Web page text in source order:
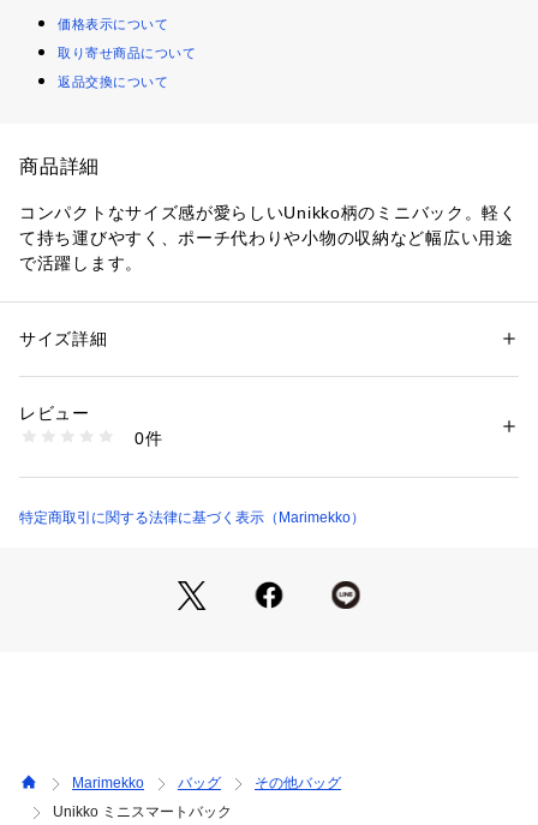
価格表示について
取り寄せ商品について
返品交換について
商品詳細
コンパクトなサイズ感が愛らしいUnikko柄のミニバック。軽く
て持ち運びやすく、ポーチ代わりや小物の収納など幅広い用途
で活躍します。
性別：レディース
素材：ポリエステル100％
商品番号：
52263295270 （ショップ）
サイズ詳細
レビュー
0件
特定商取引に関する法律に基づく表示（Marimekko）
Marimekko バッグ
その他バッグ
Unikko ミニスマートバック